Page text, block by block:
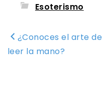
Esoterismo
Navegación
de
¿Conoces el arte de
leer la mano?